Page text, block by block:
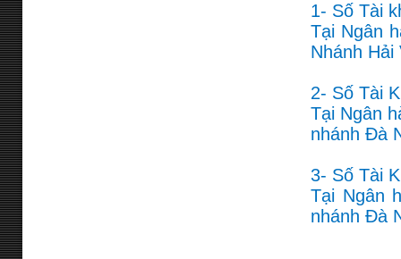
1- Số Tài
Tại Ngân
Nhánh Hải
2- Số Tài
Tại Ngân
nhánh Đà
3- Số Tài
Tại Ngân
nhánh Đà